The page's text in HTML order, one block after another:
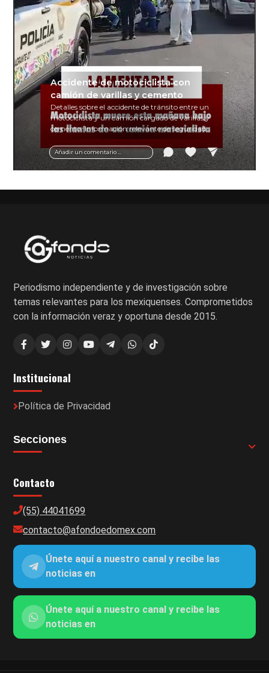
Añadir un comentario ...
Accidente de motociclista con
camión de varillas y cemento
Detalles sobre el accidente de tránsito entre un
motociclista y un camión cargado de varillas y
cemento. Información relevante de seguridad
vial y recomendaciones para motociclistas.
Periodismo independiente y de investigación sobre
temas relevantes para los mexiquenses. Comprometidos
con la información veraz y oportuna desde 2015.
Institucional
Política de Privacidad
Secciones
Contacto
(55) 44041699
contacto@afondoedomex.com
Únete aquí a nuestro canal y recibe las
noticias en
Únete aquí a nuestro canal y recibe las
noticias en